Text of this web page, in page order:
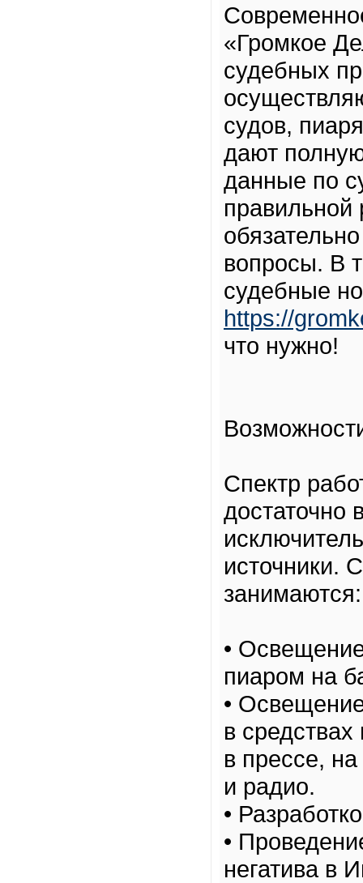
«Громкое
судебных
судов,
дают
данные по
правильной
вопросы. В
судебные
https://
что нужно!
Спектр
достаточно
источники.
занимаются:
•
пиаром на
•
в
в прессе,
и радио.
•
•
негатива в